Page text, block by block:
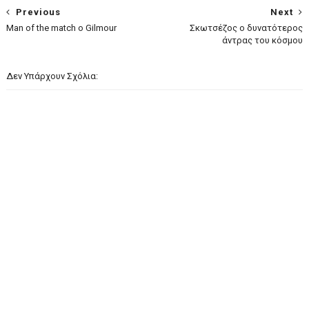
Next
Σκωτσέζος ο δυνατότερος
άντρας του κόσμου
Previous
Man of the match o Gilmour
Δεν Υπάρχουν Σχόλια: